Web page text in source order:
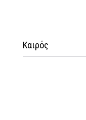
Καιρός